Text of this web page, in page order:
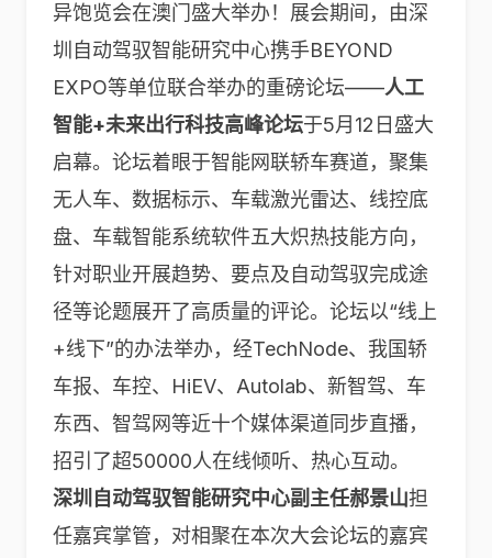
异饱览会在澳门盛大举办！展会期间，由深
圳自动驾驭智能研究中心携手BEYOND
EXPO等单位联合举办的重磅论坛——人工
智能+未来出行科技高峰论坛于5月12日盛大
启幕。论坛着眼于智能网联轿车赛道，聚集
无人车、数据标示、车载激光雷达、线控底
盘、车载智能系统软件五大炽热技能方向，
针对职业开展趋势、要点及自动驾驭完成途
径等论题展开了高质量的评论。论坛以“线上
+线下”的办法举办，经TechNode、我国轿
车报、车控、HiEV、Autolab、新智驾、车
东西、智驾网等近十个媒体渠道同步直播，
招引了超50000人在线倾听、热心互动。
深圳自动驾驭智能研究中心副主任郝景山担
任嘉宾掌管，对相聚在本次大会论坛的嘉宾